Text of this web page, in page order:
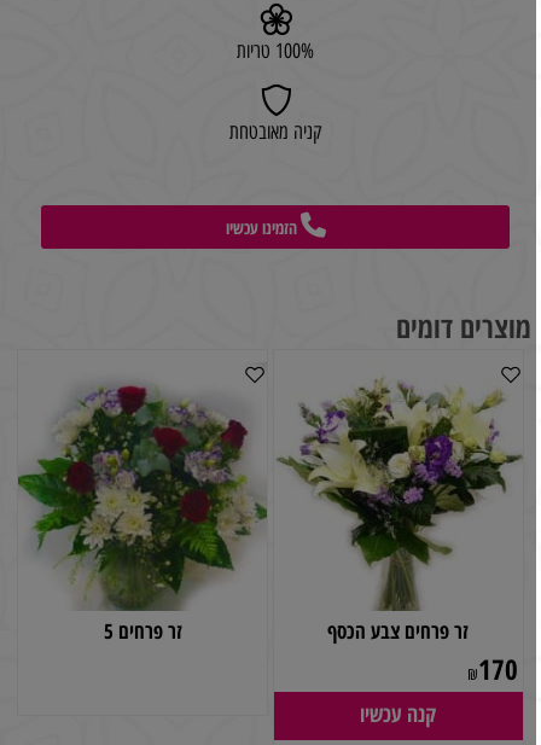
100% טריות
קניה מאובטחת
הזמינו עכשיו
מוצרים דומים
זר פרחים צבע הכסף
₪ 170
קנה עכשיו
זר פרחים 5